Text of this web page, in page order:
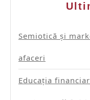
Semiotică și
afaceri
Educația